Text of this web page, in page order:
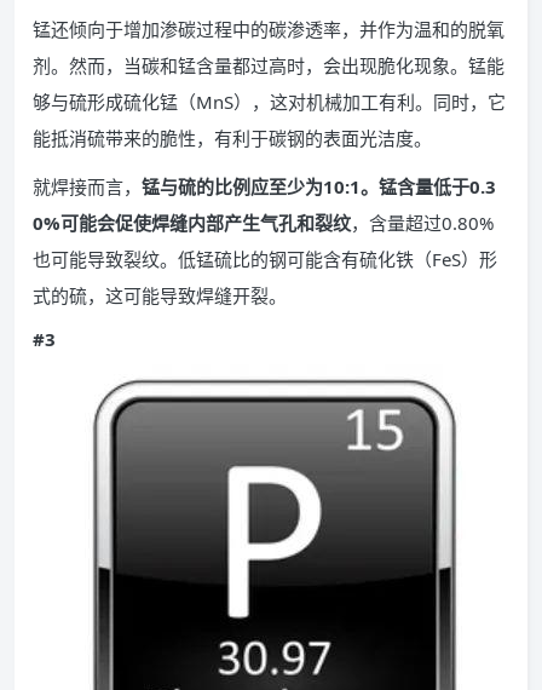
锰还倾向于增加渗碳过程中的碳渗透率，并作为温和的脱氧
剂。然而，当碳和锰含量都过高时，会出现脆化现象。锰能
够与硫形成硫化锰（MnS），这对机械加工有利。同时，它
能抵消硫带来的脆性，有利于碳钢的表面光洁度。
就焊接而言， 锰与硫的比例应至少为10:1。锰含量低于0.3
0%可能会促使焊缝内部产生气孔和裂纹，含量超过0.80%
也可能导致裂纹。低锰硫比的钢可能含有硫化铁（FeS）形
式的硫，这可能导致焊缝开裂。
#3